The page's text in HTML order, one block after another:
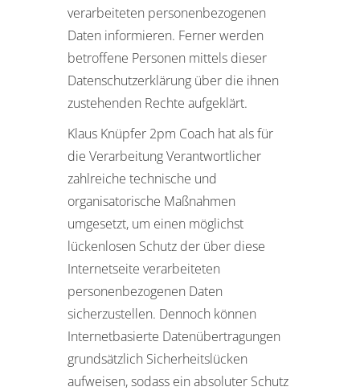
verarbeiteten personenbezogenen
Daten informieren. Ferner werden
betroffene Personen mittels dieser
Datenschutzerklärung über die ihnen
zustehenden Rechte aufgeklärt.
Klaus Knüpfer 2pm Coach hat als für
die Verarbeitung Verantwortlicher
zahlreiche technische und
organisatorische Maßnahmen
umgesetzt, um einen möglichst
lückenlosen Schutz der über diese
Internetseite verarbeiteten
personenbezogenen Daten
sicherzustellen. Dennoch können
Internetbasierte Datenübertragungen
grundsätzlich Sicherheitslücken
aufweisen, sodass ein absoluter Schutz